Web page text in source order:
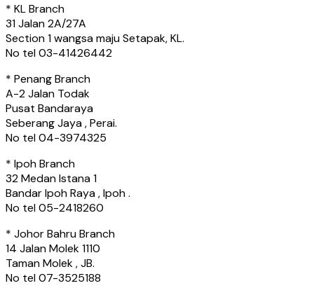
* KL Branch
31 Jalan 2A/27A
Section 1 wangsa maju Setapak, KL.
No tel 03-41426442
* Penang Branch
A-2 Jalan Todak
Pusat Bandaraya
Seberang Jaya , Perai.
No tel 04-3974325
* Ipoh Branch
32 Medan Istana 1
Bandar Ipoh Raya , Ipoh .
No tel 05-2418260
* Johor Bahru Branch
14 Jalan Molek 1110
Taman Molek , JB.
No tel 07-3525188